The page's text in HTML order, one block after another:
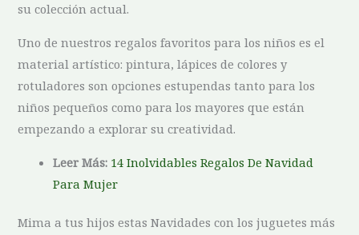
su colección actual.
Uno de nuestros regalos favoritos para los niños es el
material artístico: pintura, lápices de colores y
rotuladores son opciones estupendas tanto para los
niños pequeños como para los mayores que están
empezando a explorar su creatividad.
Leer Más: 14 Inolvidables Regalos De Navidad
Para Mujer
Mima a tus hijos estas Navidades con los juguetes más